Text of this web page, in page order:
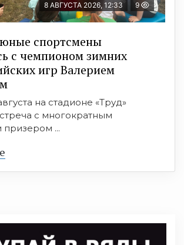
8 АВГУСТА 2026, 12:33 9
спортсмены
с чемпионом зимних
игр Валерием
на стадионе «Труд»
с многократным
...